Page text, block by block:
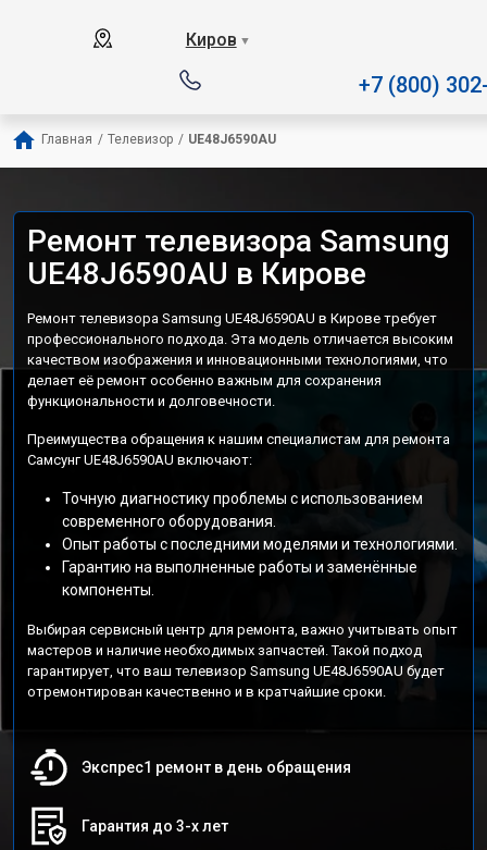
Киров ▼
+7 (800)
Главная / Телевизор / UE48J6590AU
Ремонт телевизора Samsung
UE48J6590AU в Кирове
Ремонт телевизора Samsung UE48J6590AU в Кирове требует
профессионального подхода. Эта модель отличается высоким
качеством изображения и инновационными технологиями, что
делает её ремонт особенно важным для сохранения
функциональности и долговечности.
Преимущества обращения к нашим специалистам для ремонта
Самсунг UE48J6590AU включают:
Точную диагностику проблемы с использованием
современного оборудования.
Опыт работы с последними моделями и технологиями.
Гарантию на выполненные работы и заменённые
компоненты.
Выбирая сервисный центр для ремонта, важно учитывать опыт
мастеров и наличие необходимых запчастей. Такой подход
гарантирует, что ваш телевизор Samsung UE48J6590AU будет
отремонтирован качественно и в кратчайшие сроки.
Экспрес1 ремонт в день обращения
Гарантия до 3-х лет